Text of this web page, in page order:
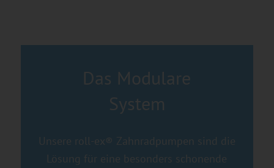
Das Modulare
System
Unsere roll-ex® Zahnradpumpen sind die
Lösung für eine besonders schonende